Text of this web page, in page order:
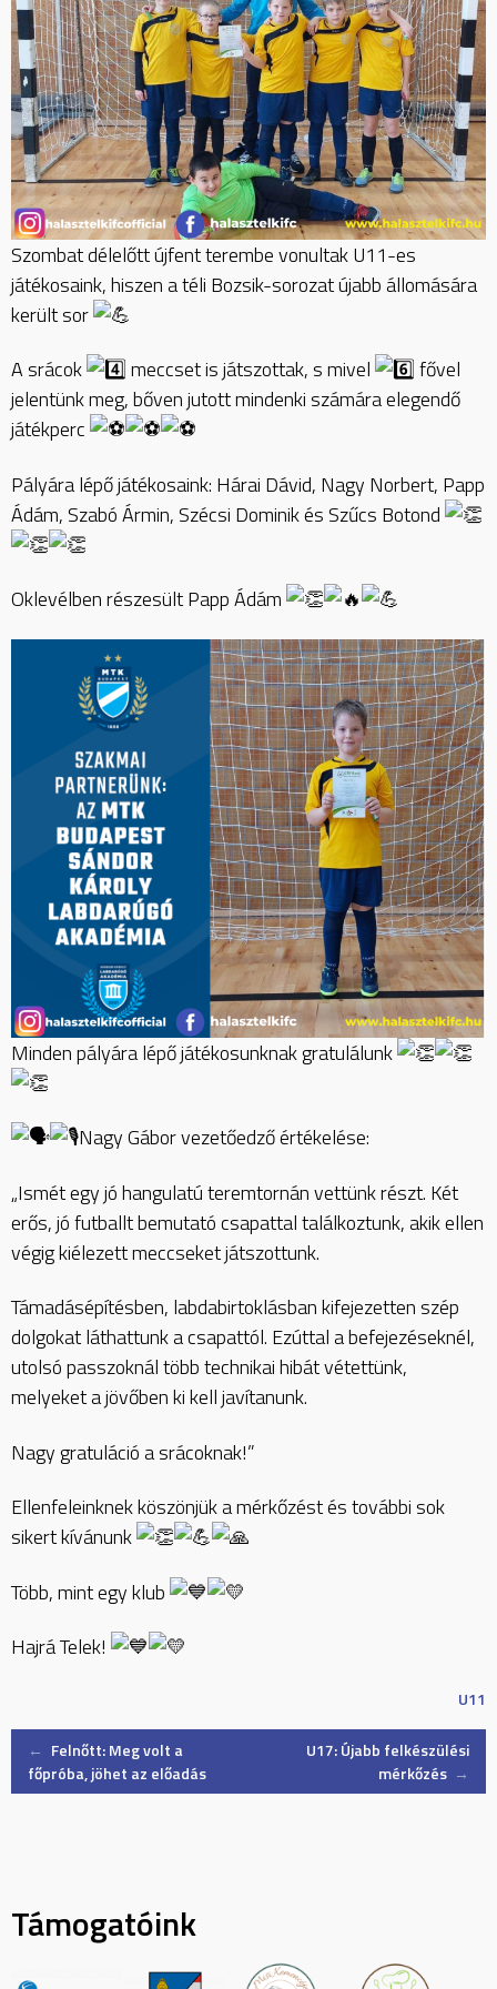
Szombat délelőtt újfent terembe vonultak U11-es
játékosaink, hiszen a téli Bozsik-sorozat újabb állomására
került sor
A srácok
meccset is játszottak, s mivel
fővel
jelentünk meg, bőven jutott mindenki számára elegendő
játékperc
Pályára lépő játékosaink: Hárai Dávid, Nagy Norbert, Papp
Ádám, Szabó Ármin, Szécsi Dominik és Szűcs Botond
Oklevélben részesült Papp Ádám
Minden pályára lépő játékosunknak gratulálunk
Nagy Gábor vezetőedző értékelése:
„Ismét egy jó hangulatú teremtornán vettünk részt. Két
erős, jó futballt bemutató csapattal találkoztunk, akik ellen
végig kiélezett meccseket játszottunk.
Támadásépítésben, labdabirtoklásban kifejezetten szép
dolgokat láthattunk a csapattól. Ezúttal a befejezéseknél,
utolsó passzoknál több technikai hibát vétettünk,
melyeket a jövőben ki kell javítanunk.
Nagy gratuláció a srácoknak!”
Ellenfeleinknek köszönjük a mérkőzést és további sok
sikert kívánunk
Több, mint egy klub
Hajrá Telek!
U11
Post
← Felnőtt: Meg volt a
főpróba, jöhet az előadás
U17: Újabb felkészülési
mérkőzés →
Támogatóink